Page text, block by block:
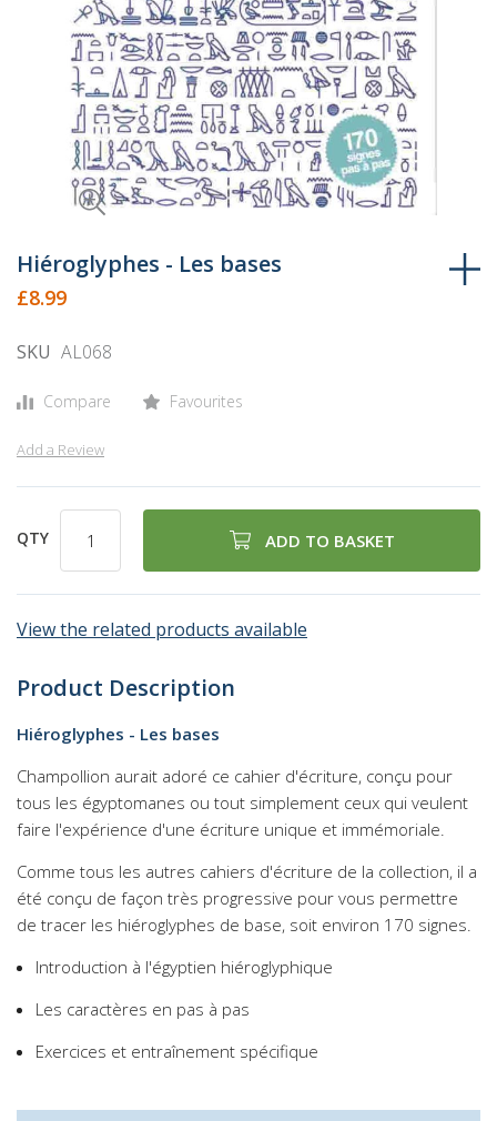
to
beginning
the
gallery
Hiéroglyphes - Les bases
£8.99
SKU AL068
Compare Favourites
Add a Review
QTY ADD TO BASKET
View the related products available
Product Description
Hiéroglyphes - Les bases
Champollion aurait adoré ce cahier d'écriture, conçu pour
tous les égyptomanes ou tout simplement ceux qui veulent
faire l'expérience d'une écriture unique et immémoriale.
Comme tous les autres cahiers d'écriture de la collection, il a
été conçu de façon très progressive pour vous permettre
de tracer les hiéroglyphes de base, soit environ 170 signes.
Introduction à l'égyptien hiéroglyphique
Les caractères en pas à pas
Exercices et entraînement spécifique